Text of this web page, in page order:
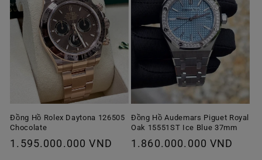
Đồng Hồ Rolex Daytona 126505
Chocolate
Giá
1.595.000.000 VND
Đồng Hồ Audemars Piguet Royal
Oak 15551ST Ice Blue 37mm
Giá
1.860.000.000 VND